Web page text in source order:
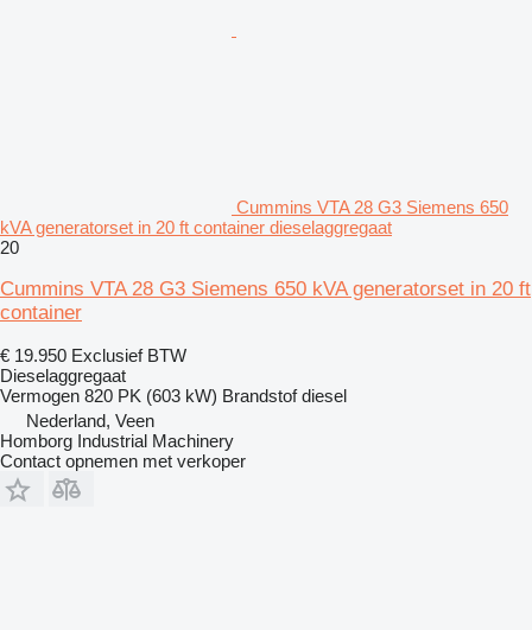
Cummins VTA 28 G3 Siemens 650
kVA generatorset in 20 ft container dieselaggregaat
20
Cummins VTA 28 G3 Siemens 650 kVA generatorset in 20 ft
container
€ 19.950 Exclusief BTW
Dieselaggregaat
Vermogen 820 PK (603 kW) Brandstof diesel
Nederland, Veen
Homborg Industrial Machinery
Contact opnemen met verkoper